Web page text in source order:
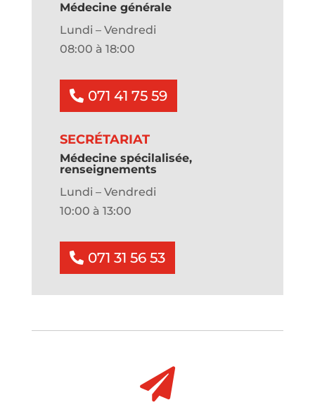
Médecine générale
Lundi – Vendredi
08:00 à 18:00
071 41 75 59
SECRÉTARIAT
Médecine spécilalisée,
renseignements
Lundi – Vendredi
10:00 à 13:00
071 31 56 53
